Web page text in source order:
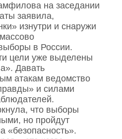
на заседании
заявила,
изнутри и снаружи
в России.
цели уже выделены
Давать
атакам ведомство
и силами
что выборы
но пройдут
«безопасность».